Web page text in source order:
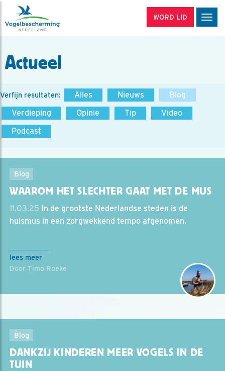
WORD LID
Actueel
Verfijn resultaten: Alles Nieuws
Blog
Verdieping
Opinie Tip
Video
Podcast
Blog
WAAROM HET SLECHTER GAAT MET DE MUS
11.03.25 In de grootste Nederlandse steden is de
huismus in een zorgwekkend tempo afgenomen.
lees meer
Door Timo Roeke
Blog
DANKZIJ KINDEREN MEER VOGELS IN DE
TUIN